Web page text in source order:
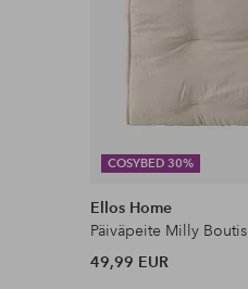
COSYBED 30%
Ellos Home
Päiväpeite Milly Boutis
49,99 EUR